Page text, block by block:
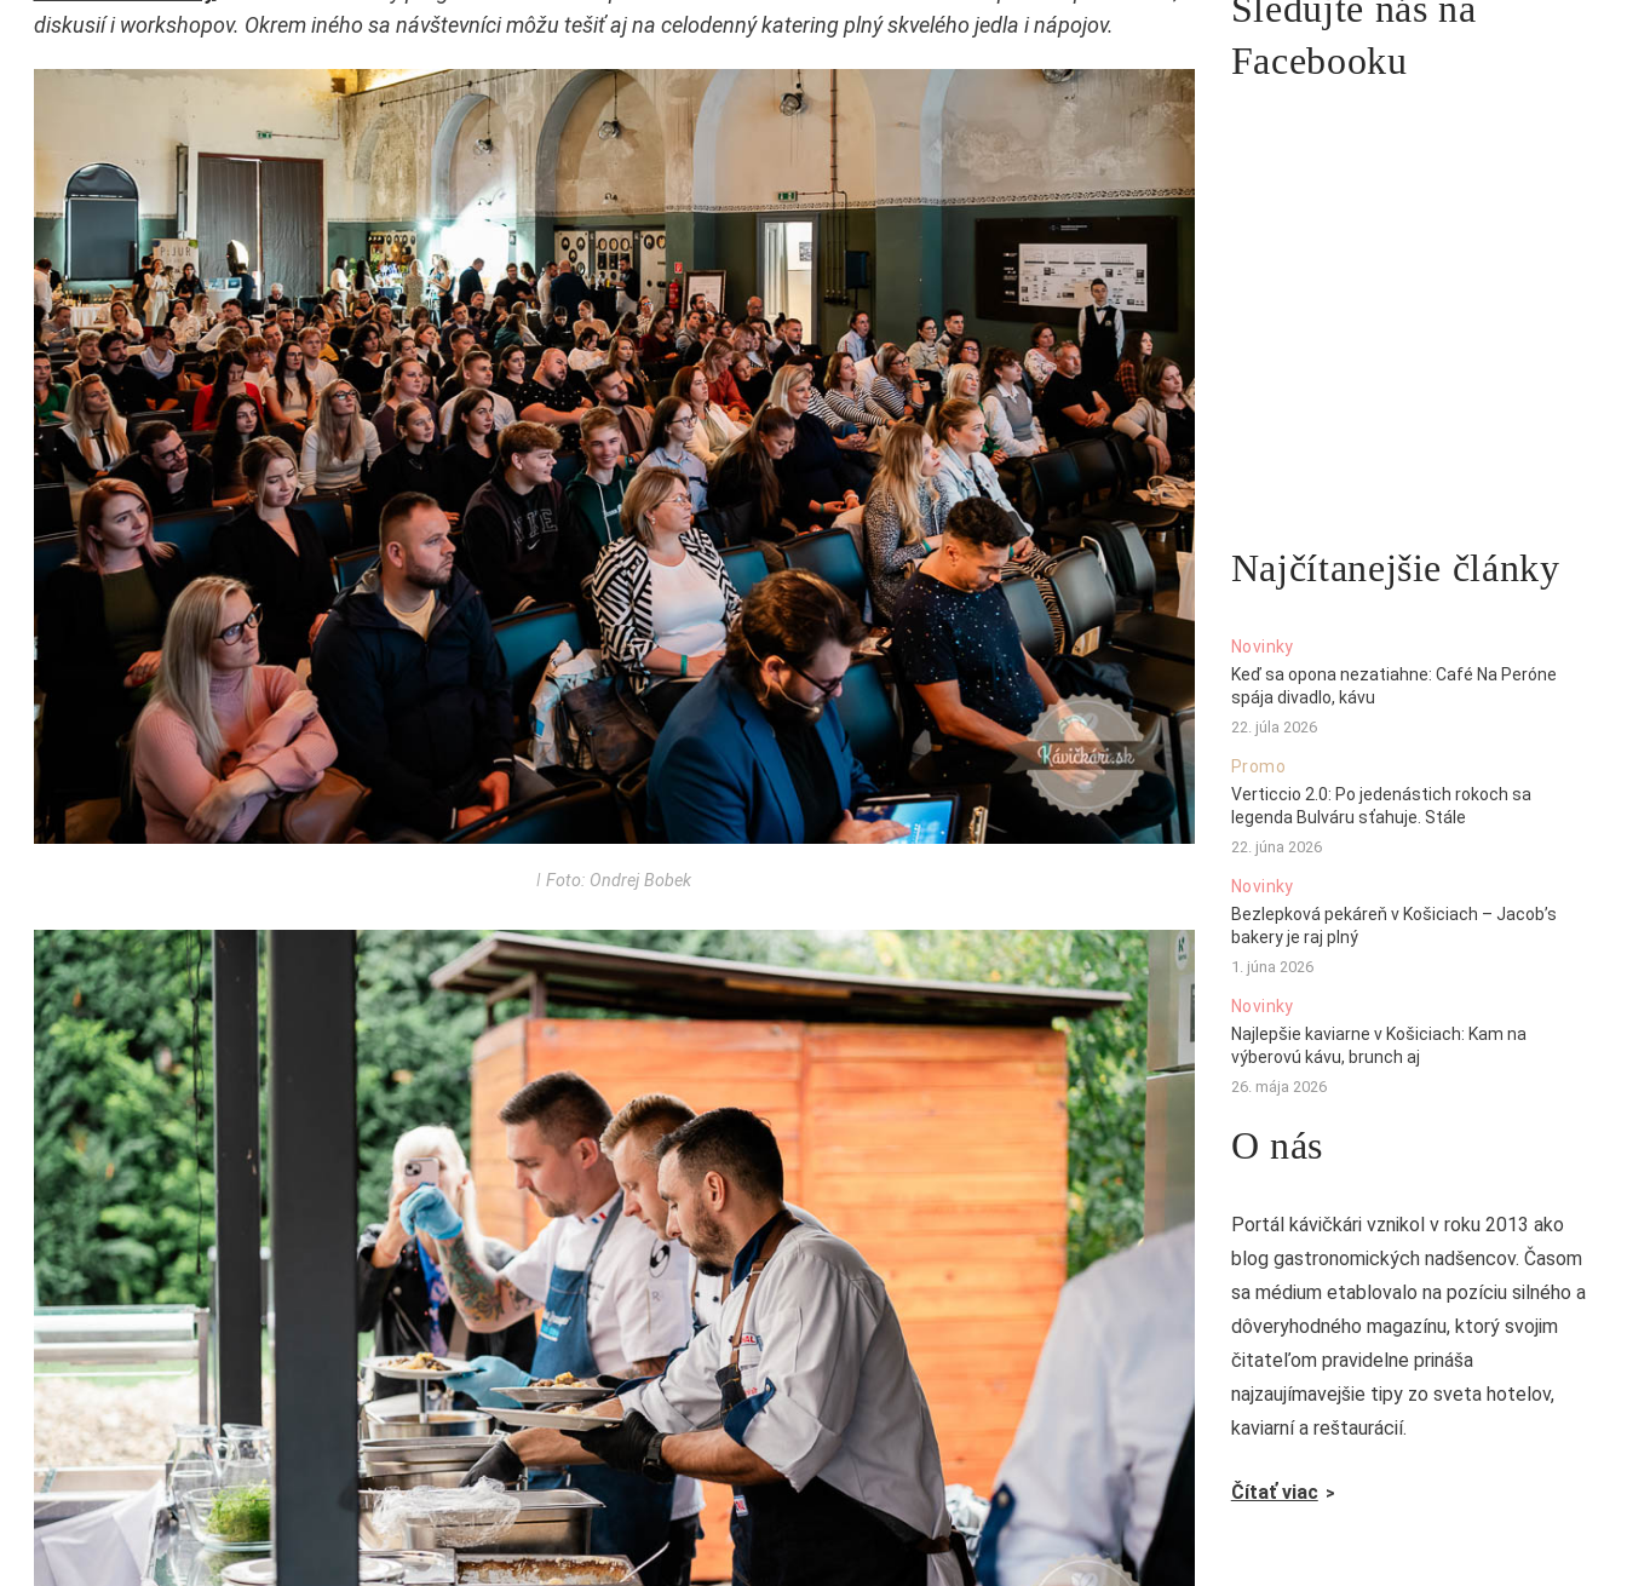
diskusií i workshopov. Okrem iného sa návštevníci môžu tešiť aj na celodenný katering plný skvelého jedla i nápojov.
ǀ Foto: Ondrej Bobek
Sledujte nás na
Facebooku
Najčítanejšie články
Novinky
Keď sa opona nezatiahne: Café Na Peróne
spája divadlo, kávu
22. júla 2026
Promo
Verticcio 2.0: Po jedenástich rokoch sa
legenda Bulváru sťahuje. Stále
22. júna 2026
Novinky
Bezlepková pekáreň v Košiciach – Jacob’s
bakery je raj plný
1. júna 2026
Novinky
Najlepšie kaviarne v Košiciach: Kam na
výberovú kávu, brunch aj
26. mája 2026
O nás
Portál kávičkári vznikol v roku 2013 ako
blog gastronomických nadšencov. Časom
sa médium etablovalo na pozíciu silného a
dôveryhodného magazínu, ktorý svojim
čitateľom pravidelne prináša
najzaujímavejšie tipy zo sveta hotelov,
kaviarní a reštaurácií.
Čítať viac